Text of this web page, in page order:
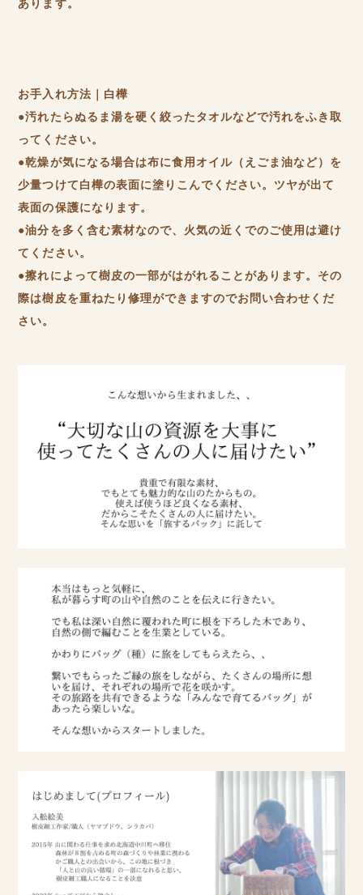
あります。
お手入れ方法｜白樺
●汚れたらぬるま湯を硬く絞ったタオルなどで汚れをふき取
ってください。
●乾燥が気になる場合は布に食用オイル（えごま油など）を
少量つけて白樺の表面に塗りこんでください。ツヤが出て
表面の保護になります。
●油分を多く含む素材なので、火気の近くでのご使用は避け
てください。
●擦れによって樹皮の一部がはがれることがあります。その
際は樹皮を重ねたり修理ができますのでお問い合わせくだ
さい。